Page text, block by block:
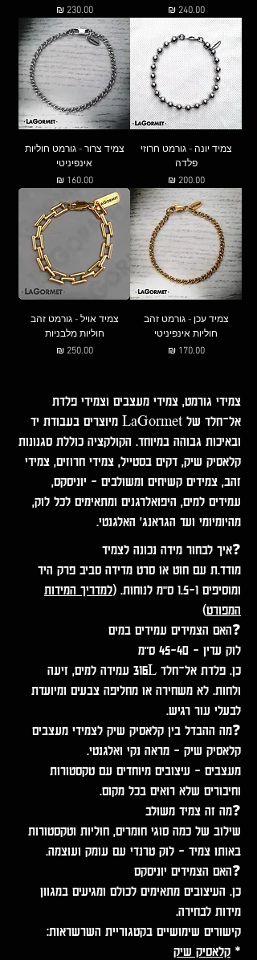
מחיר‏240.00 ‏₪
מחיר‏230.00 ‏₪
צמיד יונה - גורמט חרוזי
פלדה
מחיר‏200.00 ‏₪
צמיד צרור - גורמט חוליות
אינפיניטי
מחיר‏160.00 ‏₪
צמיד עכן - גורמט זהב
חוליות אינפיניטי
מחיר‏170.00 ‏₪
צמיד אויל - גורמט זהב
חוליות מלבניות
מחיר‏250.00 ‏₪
צמידי גורמט, צמידי מעצבים וצמידי פלדת
אל־חלד של LaGormet מיוצרים בעבודת יד
ובאיכות גבוהה במיוחד. הקולקציה כוללת סגנונות
קלאסיק שיק, דקים בסטייל, צמידי חרוזים, צמידי
זהב, צמידים קשיחים ומשולבים - יוניסקס,
עמידים למים, היפואלרגנים ומתאימים לכל לוק,
מהיומיומי ועד הגראנג' האלגנטי.
❓איך לבחור מידה נכונה לצמיד
מודד.ת עם חוט או סרט מדידה סביב פרק היד
ומוסיפים 1–1.5 ס״מ לנוחות. (
למדריך המידות
המפורט)
❓האם הצמידים עמידים במים
לוק עדין - 40–45 ס״מ
כן. פלדת אל־חלד 316L עמידה למים, זיעה
ולחות. לא משחירה או מחליפה צבעים ומיועדת
לבעלי עור רגיש.
❓מה ההבדל בין קלאסיק שיק לצמידי מעצבים
קלאסיק שיק - מראה נקי ואלגנטי.
מעצבים - עיצובים מיוחדים עם טקסטורות
וחיבורים שלא רואים בכל מקום.
❓מה זה צמיד משולב
שילוב של כמה סוגי חומרים, חוליות וטקסטורות
באותו צמיד - לוק טרנדי עם עומק ועוצמה.
❓האם הצמידים יוניסקס
כן. העיצובים מתאימים לכולם ומגיעים במגוון
מידות לבחירה.
קישורים שימושיים בקטגוריית השרשראות:
* קלאסיק שיק